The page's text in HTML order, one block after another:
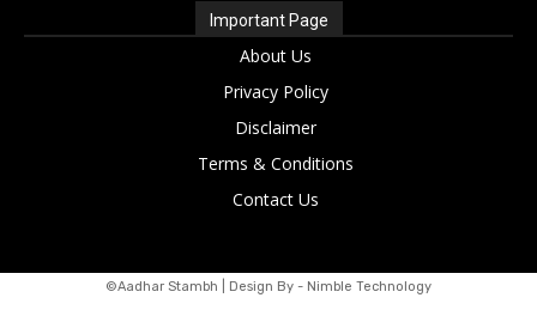
Important Page
About Us
Privacy Policy
Disclaimer
Terms & Conditions
Contact Us
©Aadhar Stambh | Design By - Nimble Technology